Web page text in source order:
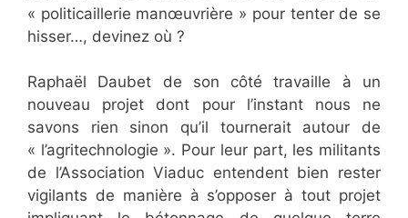
« politicaillerie manœuvrière » pour tenter de se
hisser…, devinez où ?
Raphaël Daubet de son côté travaille à un
nouveau projet dont pour l’instant nous ne
savons rien sinon qu’il tournerait autour de
« l’agritechnologie ». Pour leur part, les militants
de l’Association Viaduc entendent bien rester
vigilants de manière à s’opposer à tout projet